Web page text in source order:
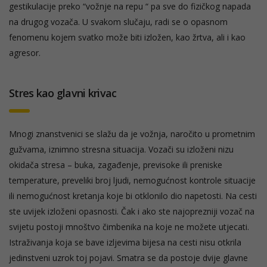
gestikulacije preko “vožnje na repu “ pa sve do fizičkog napada
na drugog vozača. U svakom slučaju, radi se o opasnom
fenomenu kojem svatko može biti izložen, kao žrtva, ali i kao
agresor.
Stres kao glavni krivac
Mnogi znanstvenici se slažu da je vožnja, naročito u prometnim
gužvama, iznimno stresna situacija. Vozači su izloženi nizu
okidača stresa – buka, zagađenje, previsoke ili preniske
temperature, preveliki broj ljudi, nemogućnost kontrole situacije
ili nemogućnost kretanja koje bi otklonilo dio napetosti. Na cesti
ste uvijek izloženi opasnosti. Čak i ako ste najoprezniji vozač na
svijetu postoji mnoštvo čimbenika na koje ne možete utjecati.
Istraživanja koja se bave izljevima bijesa na cesti nisu otkrila
jedinstveni uzrok toj pojavi. Smatra se da postoje dvije glavne